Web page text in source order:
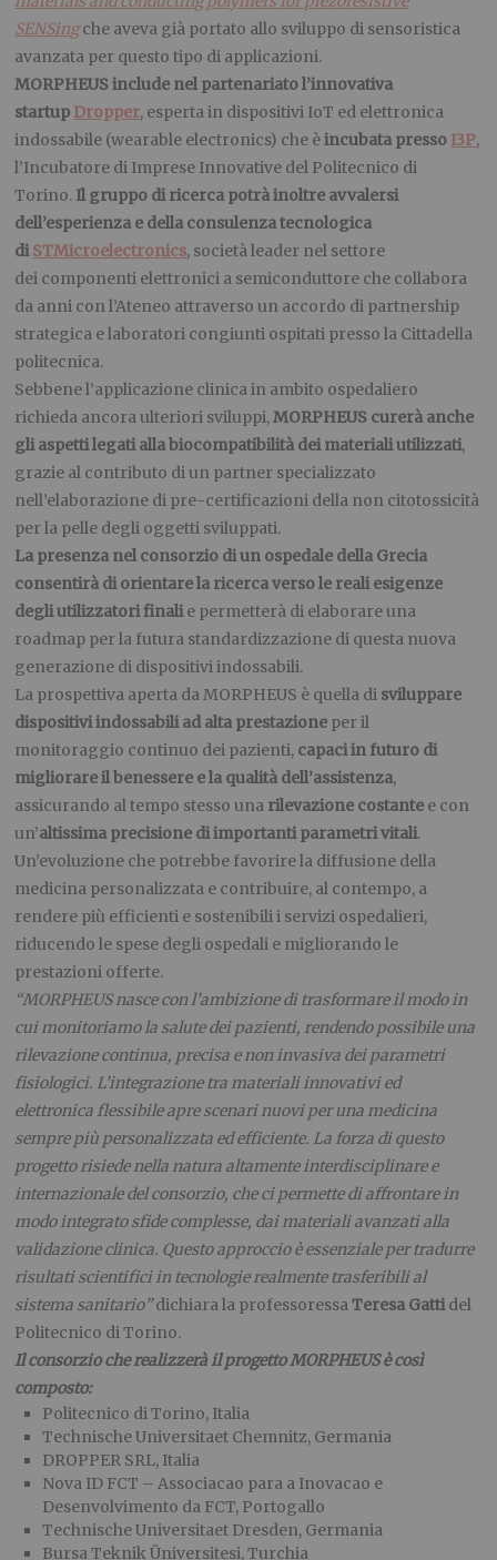
SENSingche aveva già portato allo sviluppo di sensoristica
avanzata per questo tipo di applicazioni.
MORPHEUS include nel partenariato l’innovativa
startup Dropper, esperta in dispositivi IoT ed elettronica
indossabile (wearable electronics) che èincubata presso I3P,
l’Incubatore di Imprese Innovative del Politecnico di
Torino. Il gruppo di ricerca potrà inoltre avvalersi
dell’esperienza e della consulenza tecnologica
diSTMicroelectronics, società leader nel settore
dei componenti elettronici a semiconduttore che collabora
da anni con l’Ateneo attraverso un accordo di partnership
strategica e laboratori congiunti ospitati presso la Cittadella
politecnica.
Sebbene l’applicazione clinica in ambito ospedaliero
richieda ancora ulteriori sviluppi,MORPHEUS curerà anche
gli aspetti legati alla biocompatibilità dei materiali utilizzati,
grazie al contributo di un partner specializzato
nell’elaborazione di pre-certificazioni della non citotossicità
per la pelle degli oggetti sviluppati.
La presenza nel consorzio di un ospedale della Grecia
consentirà di orientare la ricerca verso le reali esigenze
degli utilizzatori finalie permetterà di elaborare una
roadmap per la futura standardizzazione di questa nuova
generazione di dispositivi indossabili.
La prospettiva aperta da MORPHEUS è quella di sviluppare
dispositivi indossabili ad alta prestazione per il
monitoraggio continuo dei pazienti, capaci in futuro di
migliorare il benessere e la qualità dell’assistenza,
assicurando al tempo stesso una rilevazione costante e con
un’altissima precisione di importanti parametri vitali.
Un’evoluzione che potrebbe favorire la diffusione della
medicina personalizzata e contribuire, al contempo, a
rendere più efficienti e sostenibili i servizi ospedalieri,
riducendo le spese degli ospedali e migliorando le
prestazioni offerte.
“MORPHEUS nasce con l’ambizione di trasformare il modo in
cui monitoriamo la salute dei pazienti, rendendo possibile una
rilevazione continua, precisa e non invasiva dei parametri
fisiologici. L’integrazione tra materiali innovativi ed
elettronica flessibile apre scenari nuovi per una medicina
sempre più personalizzata ed efficiente. La forza di questo
progetto risiede nella natura altamente interdisciplinare e
internazionale del consorzio, che ci permette di affrontare in
modo integrato sfide complesse, dai materiali avanzati alla
validazione clinica. Questo approccio è essenziale per tradurre
risultati scientifici in tecnologie realmente trasferibili al
sistema sanitario”dichiara la professoressaTeresa Gattidel
Politecnico di Torino.
Il consorzio che realizzerà il progetto MORPHEUS è così
composto:
Politecnico di Torino, Italia
Technische Universitaet Chemnitz, Germania
DROPPER SRL, Italia
Nova ID FCT – Associacao para a Inovacao e
Desenvolvimento da FCT, Portogallo
Technische Universitaet Dresden, Germania
Bursa Teknik Üniversitesi, Turchia